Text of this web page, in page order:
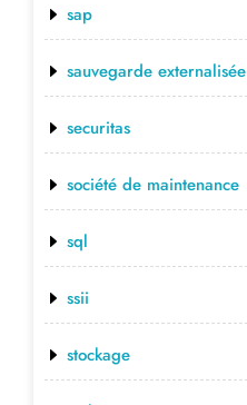
sap
sauvegarde externalisée
securitas
société de maintenance
sql
ssii
stockage